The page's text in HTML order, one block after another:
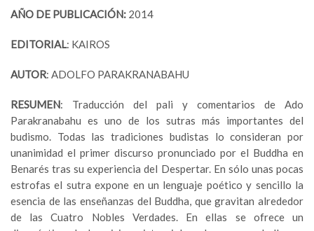
AÑO DE PUBLICACIÓN: 2014
EDITORIAL: KAIROS
AUTOR: ADOLFO PARAKRANABAHU
RESUMEN: Traducción del pali y comentarios de Ado
Parakranabahu es uno de los sutras más importantes del
budismo. Todas las tradiciones budistas lo consideran por
unanimidad el primer discurso pronunciado por el Buddha en
Benarés tras su experiencia del Despertar. En sólo unas pocas
estrofas el sutra expone en un lenguaje poético y sencillo la
esencia de las enseñanzas del Buddha, que gravitan alrededor
de las Cuatro Nobles Verdades. En ellas se ofrece un